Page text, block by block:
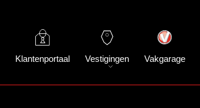
Klantenportaal Vestigingen Vakgarage